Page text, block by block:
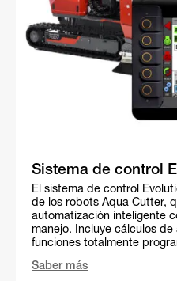
Sistema de control
El sistema de control
de los robots Aqua Cutter,
automatización inteligente
manejo. Incluye cálculos
funciones totalmente
Saber más